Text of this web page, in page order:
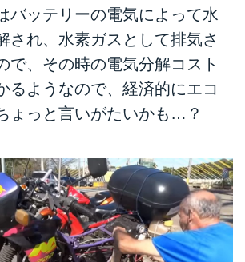
バッテリーの電気によって水
され、水素ガスとして排気さ
で、その時の電気分解コスト
るようなので、経済的にエコ
ょっと言いがたいかも…？